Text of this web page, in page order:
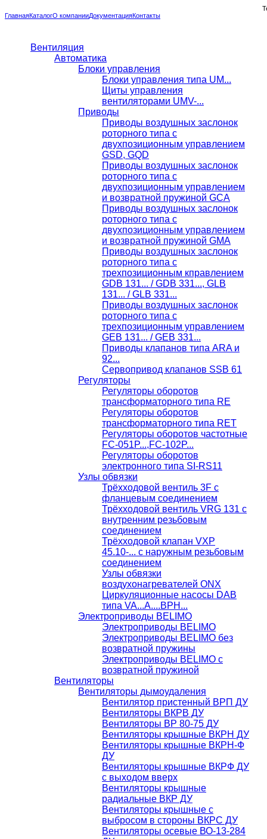
ГлавнаяКаталогО компанииДокументацияКонтакты
Вентиляция
Автоматика
Блоки управления
Блоки управления типа UM...
Щиты управления
вентиляторами UMV-...
Приводы
Приводы воздушных заслонок
роторного типа с
двухпозиционным управлением
GSD, GQD
Приводы воздушных заслонок
роторного типа с
двухпозиционным управлением
и возвратной пружиной GCA
Приводы воздушных заслонок
роторного типа с
двухпозиционным управлением
и возвратной пружиной GMA
Приводы воздушных заслонок
роторного типа с
трехпозиционным кправлением
GDB 131... / GDB 331..., GLB
131... / GLB 331...
Приводы воздушных заслонок
роторного типа с
трехпозиционным управлением
GEB 131... / GEB 331...
Приводы клапанов типа ARA и
92...
Сервопривод клапанов SSB 61
Регуляторы
Регуляторы оборотов
трансформаторного типа RE
Регуляторы оборотов
трансформаторного типа RET
Регуляторы оборотов частотные
FC-051P...,FC-102P...
Регуляторы оборотов
электронного типа SI-RS11
Узлы обвязки
Трёхходовой вентиль 3F с
фланцевым соединением
Трёхходовой вентиль VRG 131 с
внутренним резьбовым
соединением
Трёхходовой клапан VXP
45.10-... с наружным резьбовым
соединением
Узлы обвязки
воздухонагревателей ONX
Циркуляционные насосы DAB
типа VA...A....BPH...
Электроприводы BELIMO
Электроприводы BELIMO
Электроприводы BELIMO без
возвратной пружины
Электроприводы BELIMO с
возвратной пружиной
Вентиляторы
Вентиляторы дымоудаления
Вентилятор пристенный ВРП ДУ
Вентиляторы ВКРВ ДУ
Вентиляторы ВР 80-75 ДУ
Вентиляторы крышные ВКРН ДУ
Вентиляторы крышные ВКРН-Ф
ДУ
Вентиляторы крышные ВКРФ ДУ
с выходом вверх
Вентиляторы крышные
радиальные ВКР ДУ
Вентиляторы крышные с
выбросом в стороны ВКРС ДУ
Вентиляторы осевые ВО-13-284